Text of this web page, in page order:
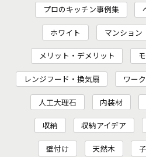
プロのキッチン事例集
ホワイト マンション
メリット・デメリット
レンジフード・換気扇 ワー
人工大理石 内装材
収納 収納アイデア
壁付け 天然木